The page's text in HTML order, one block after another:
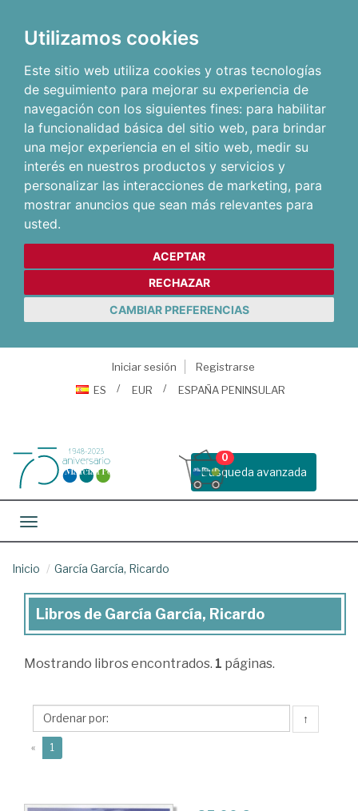
Utilizamos cookies
Este sitio web utiliza cookies y otras tecnologías
de seguimiento para mejorar su experiencia de
navegación con los siguientes fines: para habilitar
la funcionalidad básica del sitio web, para brindar
una mejor experiencia en el sitio web, medir su
interés en nuestros productos y servicios y
personalizar las interacciones de marketing, para
mostrar anuncios que sean más relevantes para
usted.
ACEPTAR
RECHAZAR
CAMBIAR PREFERENCIAS
Iniciar sesión
Registrarse
ES
EUR ESPAÑA PENINSULAR
Busqueda avanzada
0
Toggle navigation
Inicio García García, Ricardo
Libros
García
Ricardo
Libros de García García, Ricardo
Mostrando libros encontrados. 1 páginas.
↑
« 1